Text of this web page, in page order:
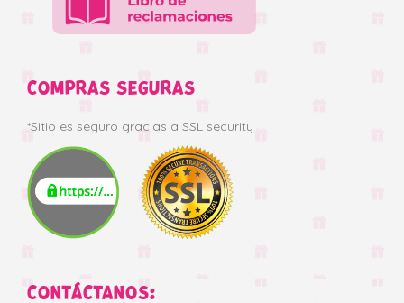
COMPRAS SEGURAS
*Sitio es seguro gracias a SSL security
CONTÁCTANOS: